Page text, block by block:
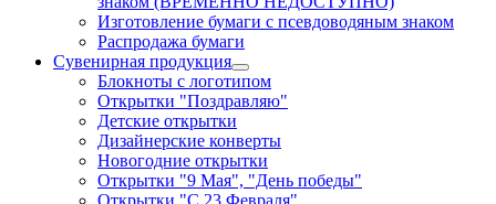
Изготовление бумаги с псевдоводяным знаком
Распродажа бумаги
Сувенирная продукция
Блокноты с логотипом
Открытки "Поздравляю"
Детские открытки
Дизайнерские конверты
Новогодние открытки
Открытки "9 Мая", "День победы"
Открытки "С 23 Февраля"